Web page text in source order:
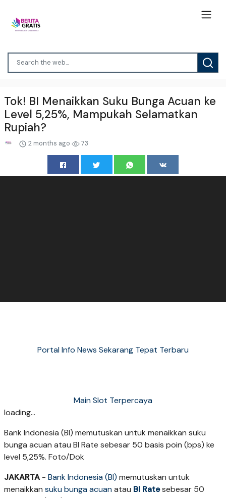
Tok! BI Menaikkan Suku Bunga Acuan ke
Level 5,25%, Mampukah Selamatkan
Rupiah?
2 months ago 73
Portal Info News Sekarang Tepat Terbaru
Main Slot Terpercaya
loading...
Bank Indonesia (BI) memutuskan untuk menaikkan suku
bunga acuan atau BI Rate sebesar 50 basis poin (bps) ke
level 5,25%. Foto/Dok
JAKARTA - Bank Indonesia (BI) memutuskan untuk
menaikkan suku bunga acuanatau BI Ratesebesar 50